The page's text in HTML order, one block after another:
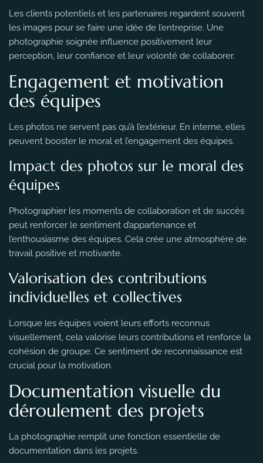
Les clients potentiels et les partenaires regardent souvent
les images pour se faire une idée de l’entreprise. Une
photographie soignée influence positivement leur
perception, leur confiance et leur volonté de collaborer.
Engagement et motivation
des équipes
Les photos ne servent pas qu’à l’extérieur. En interne, elles
peuvent booster le moral et l’engagement des équipes.
Impact des photos sur le moral des
équipes
Photographier les moments de collaboration et de succès
peut renforcer le sentiment d’appartenance et
l’enthousiasme des équipes. Cela crée une atmosphère de
travail positive et motivante.
Valorisation des contributions
individuelles et collectives
Lorsque les équipes voient leurs efforts reconnus
visuellement, cela valorise leurs contributions et renforce la
cohésion de groupe. Ce sentiment de reconnaissance est
crucial pour la motivation.
Documentation visuelle du
déroulement des projets
La photographie remplit une fonction essentielle de
documentation dans les projets.